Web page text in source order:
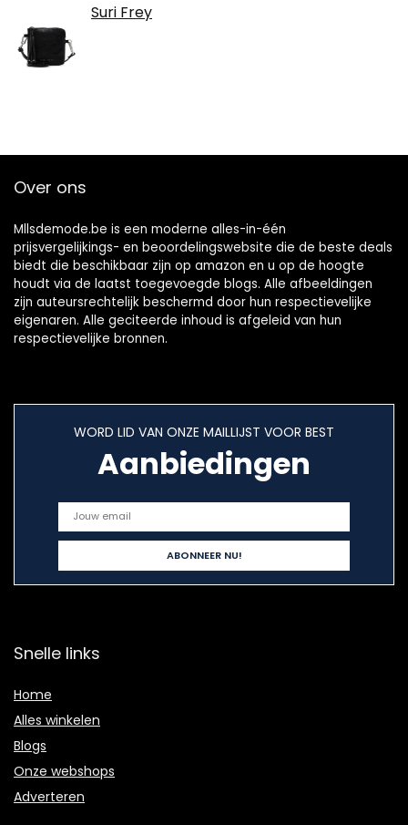
Suri Frey
Over ons
Mllsdemode.be is een moderne alles-in-één
prijsvergelijkings- en beoordelingswebsite die de beste deals
biedt die beschikbaar zijn op amazon en u op de hoogte
houdt via de laatst toegevoegde blogs. Alle afbeeldingen
zijn auteursrechtelijk beschermd door hun respectievelijke
eigenaren. Alle geciteerde inhoud is afgeleid van hun
respectievelijke bronnen.
WORD LID VAN ONZE MAILLIJST VOOR BEST
Aanbiedingen
Snelle links
Home
Alles winkelen
Blogs
Onze webshops
Adverteren